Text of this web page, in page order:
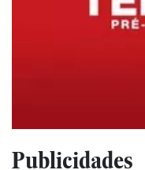
Publicidades